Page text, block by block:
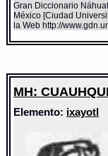
Gran Diccionario
México [Ciudad
la Web http://
MH:
Elemento: ixayotl